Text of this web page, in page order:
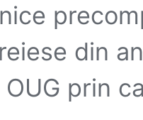
din
prin